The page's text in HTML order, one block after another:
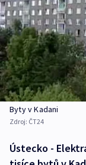
Byty v Kadani
Zdroj: ČT24
Ústecko -